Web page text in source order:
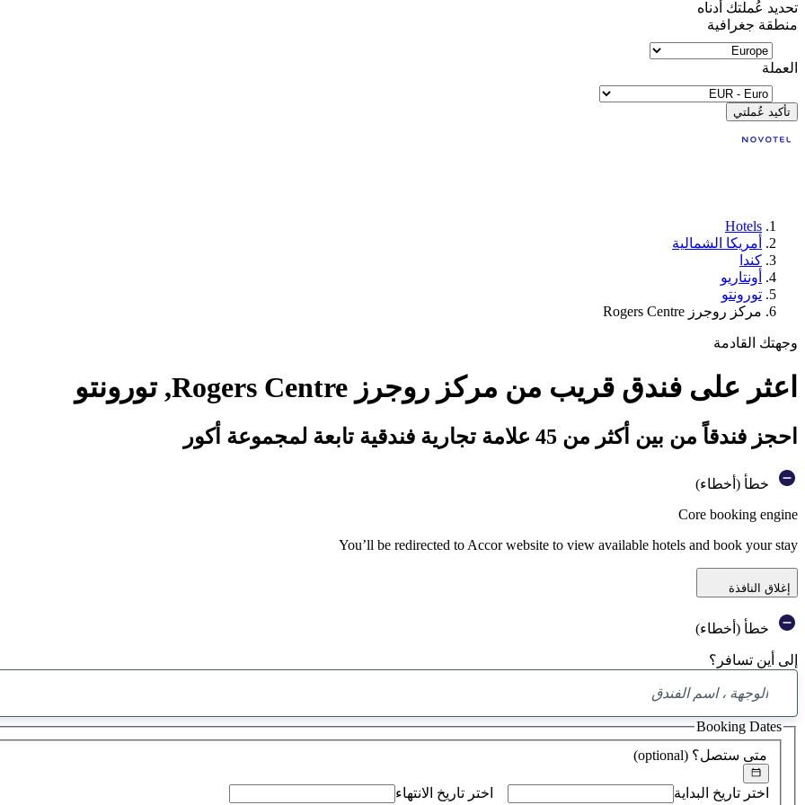
تحديد عُملتك أدناه
منطقة جغرافية
العملة
تأكيد عُملتي
Hotels
أمريكا الشمالية
كندا
أونتاريو
تورونتو
مركز روجرز Rogers Centre
وجهتك القادمة
اعثر على فندق قريب من مركز روجرز Rogers Centre, تورونتو
احجز فندقاً من بين أكثر من 45 علامة تجارية فندقية تابعة لمجموعة أكور
خطأ (أخطاء)
Core booking engine
You’ll be redirected to Accor website to view available hotels and book your stay
إغلاق النافذة
خطأ (أخطاء)
إلى أين تسافر؟
العثور
على
اقتراح
متى ستصل؟ (optional)
اختر تاريخ البداية اختر تاريخ الانتهاء
Booking Dates